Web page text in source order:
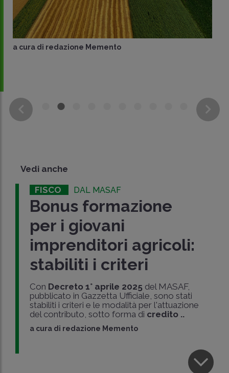
a cura di redazione Memento
Vedi anche
FISCO DAL MASAF
Bonus formazione
per i giovani
imprenditori agricoli:
stabiliti i criteri
Con Decreto 1° aprile 2025 del MASAF,
pubblicato in Gazzetta Ufficiale, sono stati
stabiliti i criteri e le modalità per l'attuazione
del contributo, sotto forma di credito ..
a cura di redazione Memento